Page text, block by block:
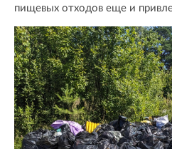
пищевых отходов еще и